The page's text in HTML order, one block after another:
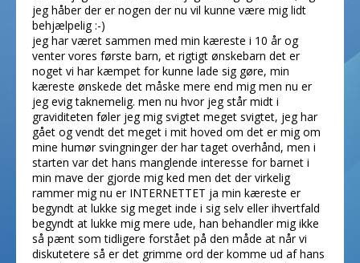
jeg håber der er nogen der nu vil kunne være mig lidt
behjælpelig :-)
jeg har været sammen med min kæreste i 10 år og
venter vores første barn, et rigtigt ønskebarn det er
noget vi har kæmpet for kunne lade sig gøre, min
kæreste ønskede det måske mere end mig men nu er
jeg evig taknemelig. men nu hvor jeg står midt i
graviditeten føler jeg mig svigtet meget svigtet, jeg har
gået og vendt det meget i mit hoved om det er mig om
mine humør svingninger der har taget overhånd, men i
starten var det hans manglende interesse for barnet i
min mave der gjorde mig ked men det der virkelig
rammer mig nu er INTERNETTET ja min kæreste er
begyndt at lukke sig meget inde i sig selv eller ihvertfald
begyndt at lukke mig mere ude, han behandler mig ikke
så pænt som tidligere forstået på den måde at når vi
diskutetere så er det grimme ord der komme ud af hans